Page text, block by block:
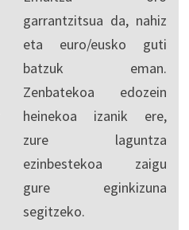
garrantzitsua da, nahiz
eta euro/eusko guti
batzuk eman.
Zenbatekoa edozein
heinekoa izanik ere,
zure laguntza
ezinbestekoa zaigu
gure eginkizuna
segitzeko.